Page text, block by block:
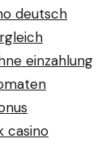
deutsch
einzahlung
casino